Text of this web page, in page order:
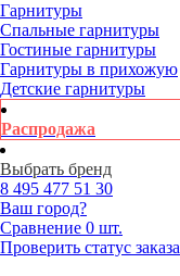
Гарнитуры
Спальные гарнитуры
Гостиные гарнитуры
Гарнитуры в прихожую
Детские гарнитуры
Распродажа
Выбрать бренд
8 495 477 51 30
Ваш город?
Сравнение 0 шт.
Проверить статус заказа